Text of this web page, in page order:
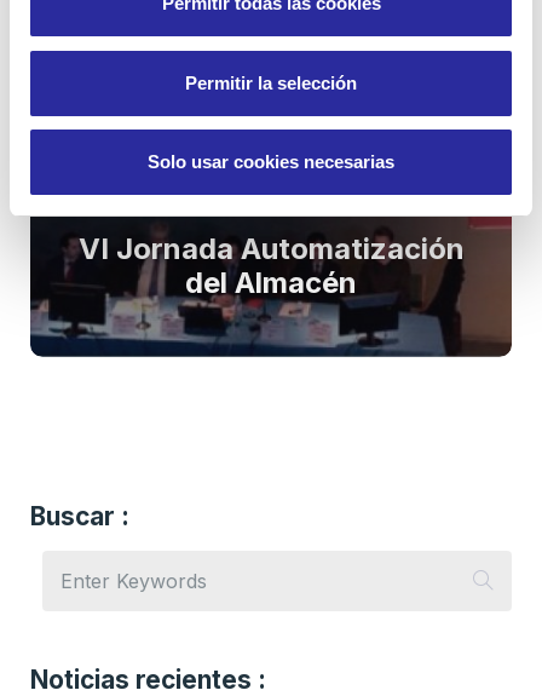
Permitir la selección
Solo usar cookies necesarias
VI Jornada Automatización
del Almacén
Buscar :
Noticias recientes :